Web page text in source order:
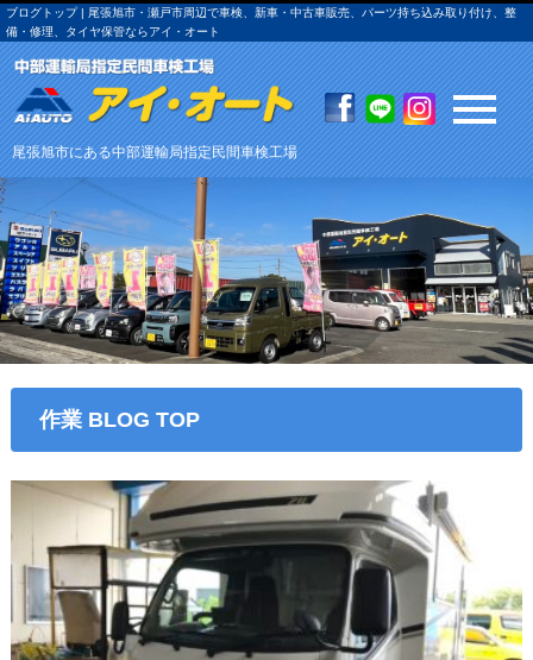
ブログトップ | 尾張旭市・瀬戸市周辺で車検、新車・中古車販売、パーツ持ち込み取り付け、整
備・修理、タイヤ保管ならアイ・オート
尾張旭市にある中部運輸局指定民間車検工場
作業 BLOG TOP